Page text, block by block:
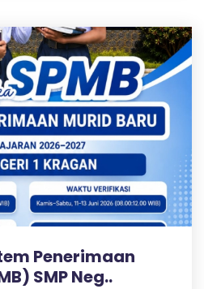
Penerimaan
SMP Neg..